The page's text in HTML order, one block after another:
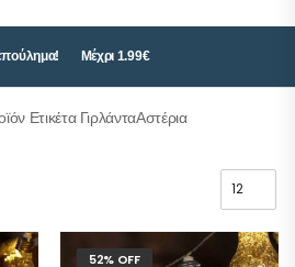
Μέχρι 1.99€
Ετικέτα ΓιρλάνταΑστέρια
52% OFF